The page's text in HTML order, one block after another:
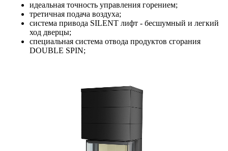
идеальная точность управления горением;
третичная подача воздуха;
система привода SILENT лифт - бесшумный и легкий
ход дверцы;
специальная система отвода продуктов сгорания
DOUBLE SPIN;